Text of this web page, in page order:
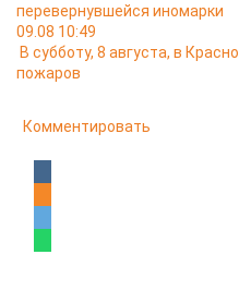
перевернувшейся иномарки
09.08 10:49
В субботу, 8 августа, в
пожаров
Комментировать